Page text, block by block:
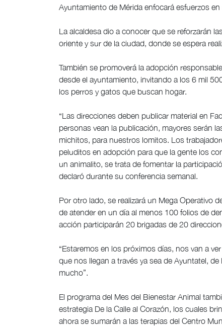
Ayuntamiento de Mérida enfocará esfuerzos
La alcaldesa dio a conocer que se reforzarán
oriente y sur de la ciudad, donde se espera
También se promoverá la adopción
desde el ayuntamiento, invitando a los 6 mil
los perros y gatos que buscan hogar.
“Las direcciones deben publicar material en
personas vean la publicación, mayores serán
michitos, para nuestros lomitos. Los
peluditos en adopción para que la gente los
un animalito, se trata de fomentar la
declaró durante su conferencia semanal.
Por otro lado, se realizará un Mega Operativo
de atender en un día al menos 100 folios de
acción participarán 20 brigadas de 20
“Estaremos en los próximos días, nos van a
que nos llegan a través ya sea de Ayuntatel,
mucho”.
El programa del Mes del Bienestar Animal
estrategia De la Calle al Corazón, los cuales
ahora se sumarán a las terapias del Centro